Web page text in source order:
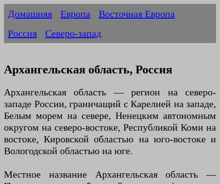
Домашняя Европа
Восточная Европа
Россия
Северо-запад
Архангельская область, Россия
Архангельская область — регион на северо-
западе России, граничащий с Карелией на западе,
Белым морем на севере, Ненецким автономным
округом на северо-востоке, Республикой Коми на
востоке, Кировской областью на юго-востоке и
Вологодской областью на юге.
Местное название Архангельская область —